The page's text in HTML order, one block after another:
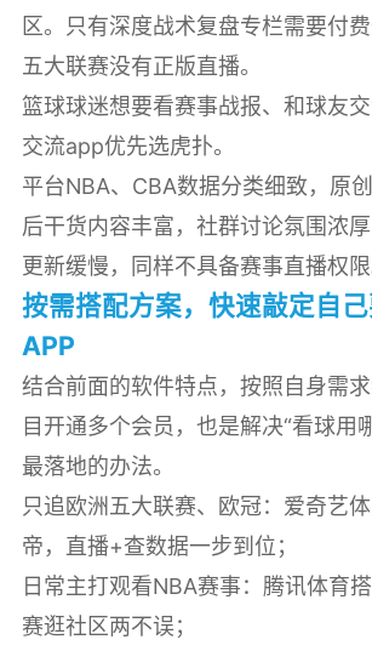
区。只有深度战术复盘专栏需要付
五大联赛没有正版直播。
篮球球迷想要看赛事战报、和球友
交流app优先选虎扑。
平台NBA、CBA数据分类细致，原
后干货内容丰富，社群讨论氛围浓
更新缓慢，同样不具备赛事直播权限
按需搭配方案，快速敲定自
APP
结合前面的软件特点，按照自身需
目开通多个会员，也是解决“看球用
最落地的办法。
只追欧洲五大联赛、欧冠：爱奇艺
帝，直播+查数据一步到位；
日常主打观看NBA赛事：腾讯体育
赛逛社区两不误；